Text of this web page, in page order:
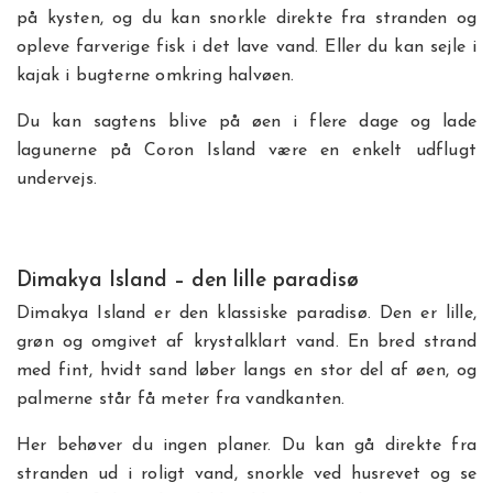
på kysten, og du kan snorkle direkte fra stranden og
opleve farverige fisk i det lave vand. Eller du kan sejle i
kajak i bugterne omkring halvøen.
Du kan sagtens blive på øen i flere dage og lade
lagunerne på Coron Island være en enkelt udflugt
undervejs.
Dimakya Island – den lille paradisø
Dimakya Island er den klassiske paradisø. Den er lille,
grøn og omgivet af krystalklart vand. En bred strand
med fint, hvidt sand løber langs en stor del af øen, og
palmerne står få meter fra vandkanten.
Her behøver du ingen planer. Du kan gå direkte fra
stranden ud i roligt vand, snorkle ved husrevet og se